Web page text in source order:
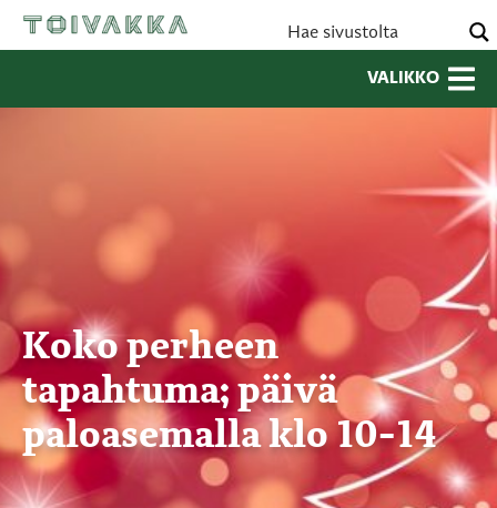
VALIKKO
Koko perheen
tapahtuma; päivä
paloasemalla klo 10-14